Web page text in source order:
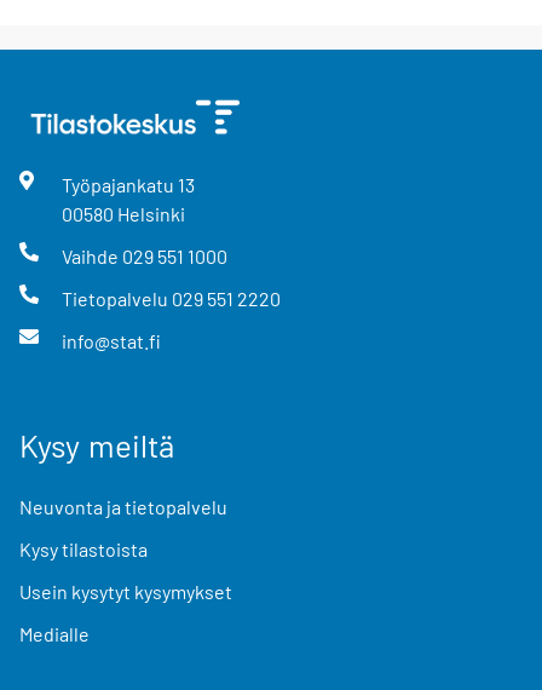
Työpajankatu 13
00580 Helsinki
Vaihde 029 551 1000
Tietopalvelu 029 551 2220
info@stat.fi
Kysy meiltä
Neuvonta ja tietopalvelu
Kysy tilastoista
Usein kysytyt kysymykset
Medialle